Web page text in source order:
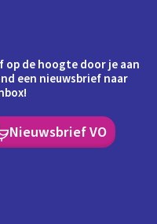
op de hoogte door je aan
een nieuwsbrief naar
Nieuwsbrief VO